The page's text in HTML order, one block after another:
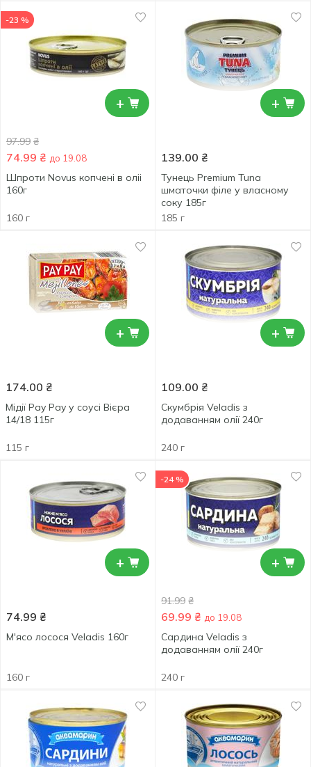
+
-23 %
97.99 ₴
74.99 ₴ до 19.08
Шпроти Novus копчені в оліі
160г
160 г
+
139.00 ₴
Тунець Premium Tuna
шматочки філе у власному
соку 185г
185 г
+
174.00 ₴
Мідії Pay Pay у соусі Вієра
14/18 115г
115 г
+
109.00 ₴
Скумбрія Veladis з
додаванням олії 240г
240 г
+
74.99 ₴
М'ясо лосося Veladis 160г
160 г
+
-24 %
91.99 ₴
69.99 ₴ до 19.08
Сардина Veladis з
додаванням олії 240г
240 г